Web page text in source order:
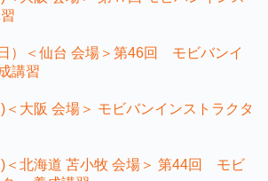
）＜仙台 会場＞第46回 モビバンイ
講習
大阪 会場＞ モビバンインストラクタ
＜北海道 苫小牧 会場＞ 第44回 モビ